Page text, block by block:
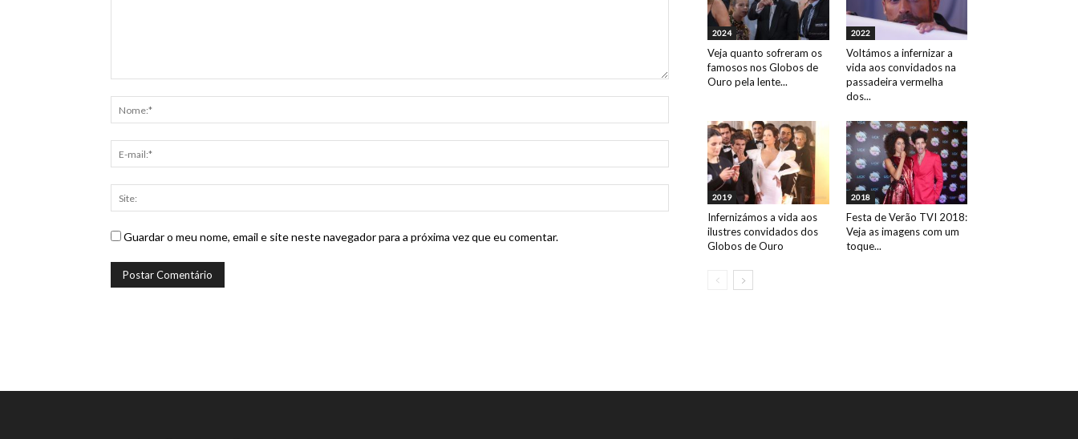
Guardar o meu nome, email e site neste navegador para a próxima vez que eu comentar.
2024
Veja quanto sofreram os
famosos nos Globos de
Ouro pela lente...
2022
Voltámos a infernizar a
vida aos convidados na
passadeira vermelha
dos...
2019
Infernizámos a vida aos
ilustres convidados dos
Globos de Ouro
2018
Festa de Verão TVI 2018:
Veja as imagens com um
toque...